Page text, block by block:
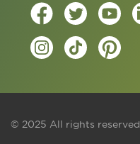
© 2025 All rights reserved.